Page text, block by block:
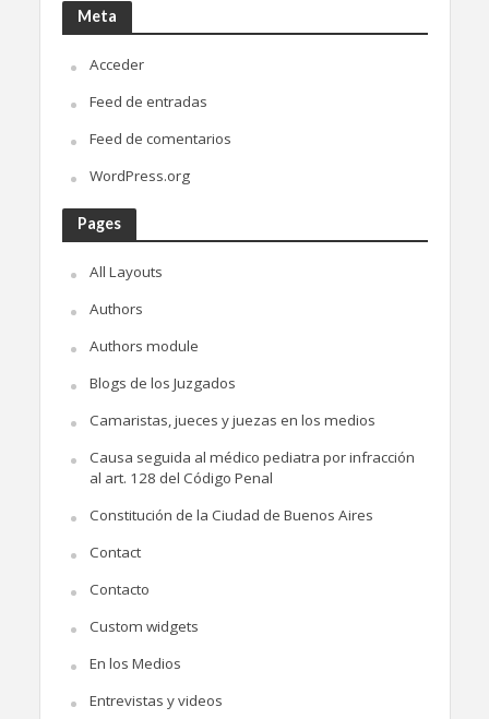
Meta
Acceder
Feed de entradas
Feed de comentarios
WordPress.org
Pages
All Layouts
Authors
Authors module
Blogs de los Juzgados
Camaristas, jueces y juezas en los medios
Causa seguida al médico pediatra por infracción
al art. 128 del Código Penal
Constitución de la Ciudad de Buenos Aires
Contact
Contacto
Custom widgets
En los Medios
Entrevistas y videos